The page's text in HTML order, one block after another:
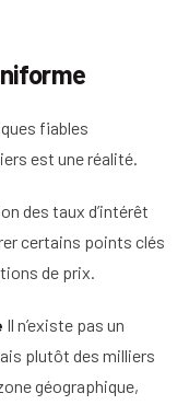
fiables
est une réalité.
des taux d’intérêt
certains points clés
de prix.
Il n’existe pas un
plutôt des milliers
géographique,